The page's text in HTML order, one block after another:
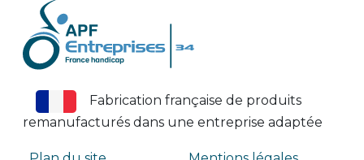
Fabrication française de produits
remanufacturés dans une entreprise adaptée